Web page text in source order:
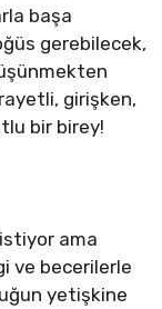
başa
gerebilecek,
girişken,
bir birey!
ama
ve becerilerle
yetişkine